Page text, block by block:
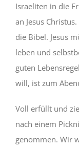
Israeliten in die
an Jesus
die Bibel. Jesus
leben und
guten
will, ist zum
Voll erfüllt und
nach einem
genommen. Wir